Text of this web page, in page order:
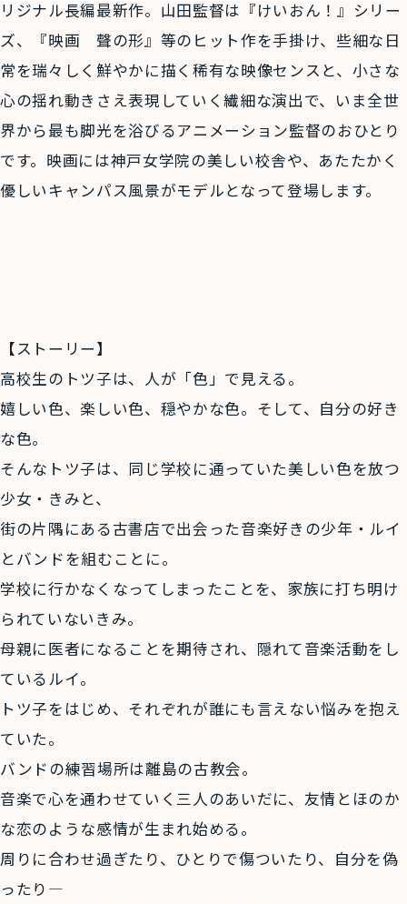
リジナル長編最新作。山田監督は『けいおん！』シリー
ズ、『映画 聲の形』等のヒット作を手掛け、些細な日
常を瑞々しく鮮やかに描く稀有な映像センスと、小さな
心の揺れ動きさえ表現していく繊細な演出で、いま全世
界から最も脚光を浴びるアニメーション監督のおひとり
です。映画には神戸女学院の美しい校舎や、あたたかく
優しいキャンパス風景がモデルとなって登場します。
【ストーリー】
高校生のトツ子は、人が「色」で見える。
嬉しい色、楽しい色、穏やかな色。そして、自分の好き
な色。
そんなトツ子は、同じ学校に通っていた美しい色を放つ
少女・きみと、
街の片隅にある古書店で出会った音楽好きの少年・ルイ
とバンドを組むことに。
学校に行かなくなってしまったことを、家族に打ち明け
られていないきみ。
母親に医者になることを期待され、隠れて音楽活動をし
ているルイ。
トツ子をはじめ、それぞれが誰にも言えない悩みを抱え
ていた。
バンドの練習場所は離島の古教会。
音楽で心を通わせていく三人のあいだに、友情とほのか
な恋のような感情が生まれ始める。
周りに合わせ過ぎたり、ひとりで傷ついたり、自分を偽
ったり―